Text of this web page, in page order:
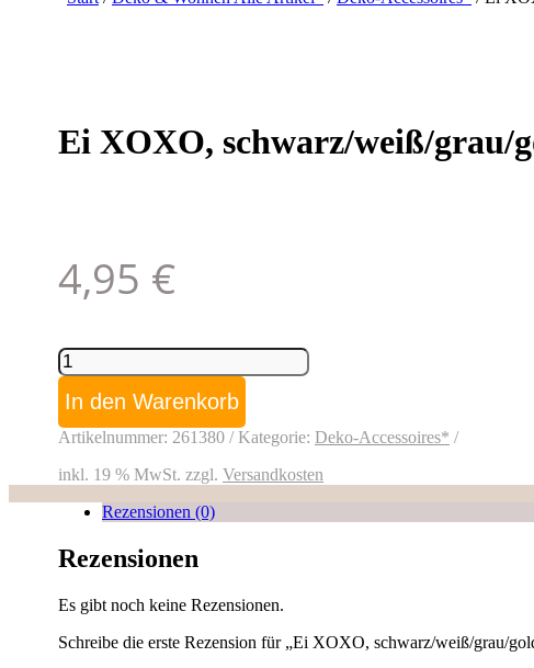
Ei XOXO, schwarz/weiß/grau/
4,95 €
Ei
XOXO,
schwarz/weiß/grau/gold,
Porzellan,
7,6x7,5x9,3
Menge
In den Warenkorb
Artikelnummer: 261380 Kategorie: Deko-Accessoires*
inkl. 19 % MwSt. zzgl. Versandkosten
Rezensionen (0)
Rezensionen
Es gibt noch keine Rezensionen.
Schreibe die erste Rezension für „Ei XOXO, schwarz/weiß/grau/